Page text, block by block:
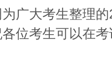
广大考生整理的
位考生可以在